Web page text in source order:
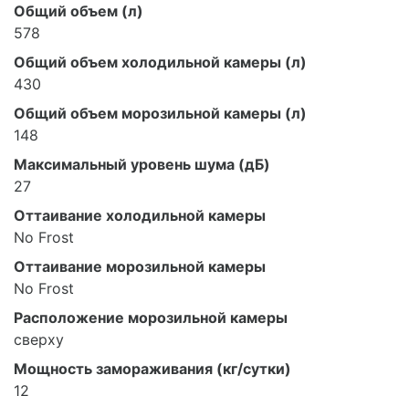
Общий объем (л)
578
Общий объем холодильной камеры (л)
430
Общий объем морозильной камеры (л)
148
Максимальный уровень шума (дБ)
27
Оттаивание холодильной камеры
No Frost
Оттаивание морозильной камеры
No Frost
Расположение морозильной камеры
сверху
Мощность замораживания (кг/сутки)
12